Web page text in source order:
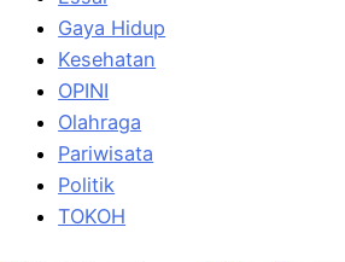
Gaya Hidup
Kesehatan
OPINI
Olahraga
Pariwisata
Politik
TOKOH